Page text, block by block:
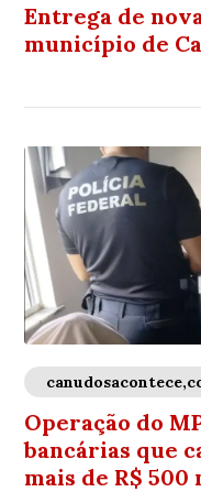
Entrega de
município de
Operação do
bancárias que
mais de R$ 500